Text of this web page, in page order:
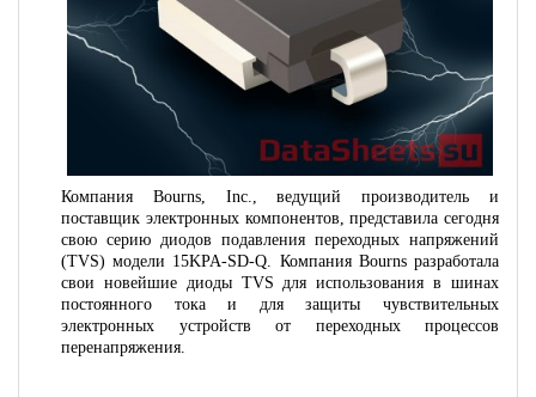
Компания Bourns, Inc., ведущий производитель и
поставщик электронных компонентов, представила сегодня
свою серию диодов подавления переходных напряжений
(TVS) модели 15KPA-SD-Q. Компания Bourns разработала
свои новейшие диоды TVS для использования в шинах
постоянного тока и для защиты чувствительных
электронных устройств от переходных процессов
перенапряжения.